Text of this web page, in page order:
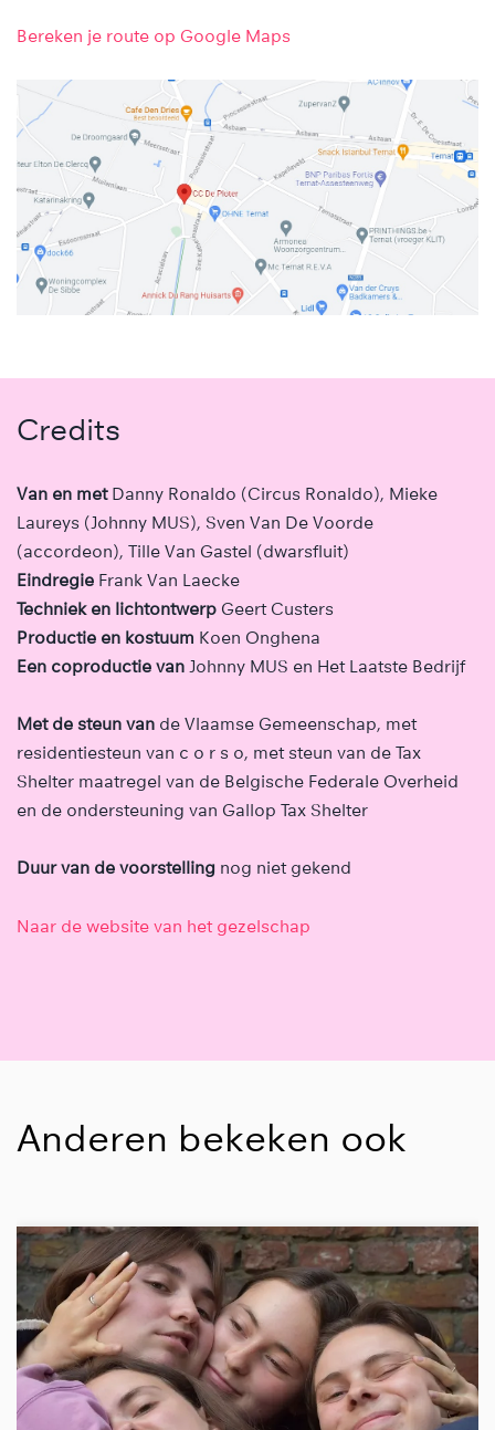
Bereken je route op Google Maps
Credits
Van en met Danny Ronaldo (Circus Ronaldo), Mieke
Laureys (Johnny MUS), Sven Van De Voorde
(accordeon), Tille Van Gastel (dwarsfluit)
Eindregie Frank Van Laecke
Techniek en lichtontwerp Geert Custers
Productie en kostuum Koen Onghena
Een coproductie van Johnny MUS en Het Laatste Bedrijf
Met de steun van de Vlaamse Gemeenschap, met
residentiesteun van c o r s o, met steun van de Tax
Shelter maatregel van de Belgische Federale Overheid
en de ondersteuning van Gallop Tax Shelter
Duur van de voorstelling nog niet gekend
Naar de website van het gezelschap
Anderen bekeken ook